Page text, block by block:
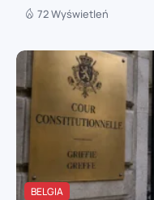
72 Wyświetleń
BELGIA